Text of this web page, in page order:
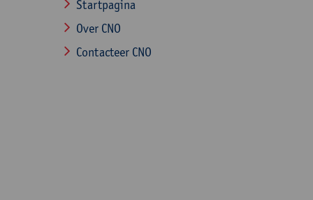
Startpagina
Over CNO
Contacteer CNO